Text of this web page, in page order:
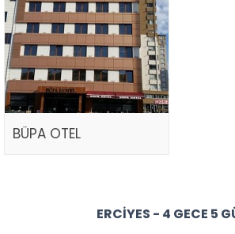
BÜPA OTEL
ERCIYES - 4 GECE 5